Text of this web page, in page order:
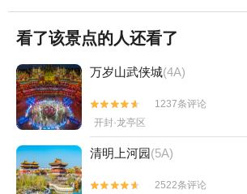
看了该景点的人还看了
万岁山武侠城(4A)


1237条评论
开封·龙亭区
清明上河园(5A)


2522条评论